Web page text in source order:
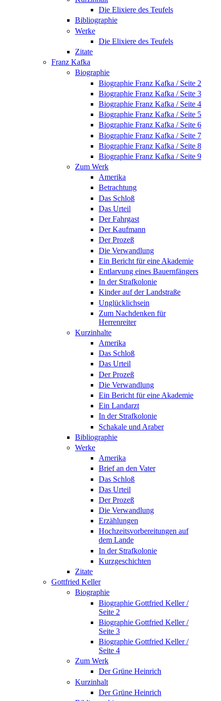
Die Elixiere des Teufels
Bibliographie
Werke
Die Elixiere des Teufels
Zitate
Franz Kafka
Biographie
Biographie Franz Kafka / Seite 2
Biographie Franz Kafka / Seite 3
Biographie Franz Kafka / Seite 4
Biographie Franz Kafka / Seite 5
Biographie Franz Kafka / Seite 6
Biographie Franz Kafka / Seite 7
Biographie Franz Kafka / Seite 8
Biographie Franz Kafka / Seite 9
Zum Werk
Amerika
Betrachtung
Das Schloß
Das Urteil
Der Fahrgast
Der Kaufmann
Der Prozeß
Die Verwandlung
Ein Bericht für eine Akademie
Entlarvung eines Bauernfängers
In der Strafkolonie
Kinder auf der Landstraße
Unglücklichsein
Zum Nachdenken für
Herrenreiter
Kurzinhalte
Amerika
Das Schloß
Das Urteil
Der Prozeß
Die Verwandlung
Ein Bericht für eine Akademie
Ein Landarzt
In der Strafkolonie
Schakale und Araber
Bibliographie
Werke
Amerika
Brief an den Vater
Das Schloß
Das Urteil
Der Prozeß
Die Verwandlung
Erzählungen
Hochzeitsvorbereitungen auf
dem Lande
In der Strafkolonie
Kurzgeschichten
Zitate
Gottfried Keller
Biographie
Biographie Gottfried Keller /
Seite 2
Biographie Gottfried Keller /
Seite 3
Biographie Gottfried Keller /
Seite 4
Zum Werk
Der Grüne Heinrich
Kurzinhalt
Der Grüne Heinrich